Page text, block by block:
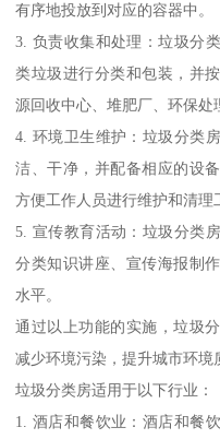
有序地投放到对应的容器中。
3. 负责收集和处理：垃圾分
类垃圾进行分类和包装，并
源回收中心、堆肥厂、环保处
4. 环境卫生维护：垃圾分类
洁、干净，并配备相应的设
方便工作人员进行维护和清理
5. 宣传教育活动：垃圾分类
分类知识讲座、宣传海报制
水平。
通过以上功能的实施，垃圾
减少环境污染，提升城市环境
垃圾分类房适用于以下行业：
1. 酒店和餐饮业：酒店和餐